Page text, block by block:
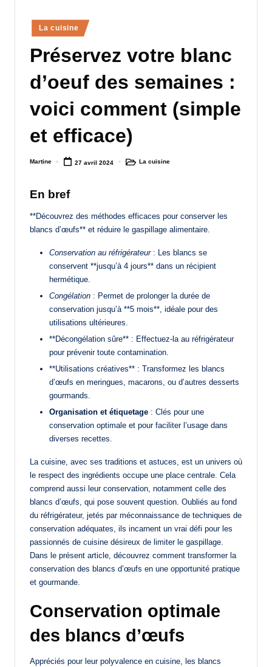
Posted
in
La cuisine
Préservez votre blanc
d’oeuf des semaines :
voici comment (simple
et efficace)
Posted
Martine 27 avril 2024
PostedLa cuisine
En bref
**Découvrez des méthodes efficaces pour conserver les
blancs d’œufs** et réduire le gaspillage alimentaire.
Conservation au réfrigérateur: Les blancs se
conservent **jusqu’à 4 jours** dans un récipient
hermétique.
Congélation : Permet de prolonger la durée de
conservation jusqu’à **5 mois**, idéale pour des
utilisations ultérieures.
**Décongélation sûre** : Effectuez-la au réfrigérateur
pour prévenir toute contamination.
**Utilisations créatives** : Transformez les blancs
d’œufs en meringues, macarons, ou d’autres desserts
gourmands.
Organisation et étiquetage : Clés pour une
conservation optimale et pour faciliter l’usage dans
diverses recettes.
La cuisine, avec ses traditions et astuces, est un univers où
le respect des ingrédients occupe une place centrale. Cela
comprend aussi leur conservation, notamment celle des
blancs d’œufs, qui pose souvent question. Oubliés au fond
du réfrigérateur, jetés par méconnaissance de techniques de
conservation adéquates, ils incarnent un vrai défi pour les
passionnés de cuisine désireux de limiter le gaspillage.
Dans le présent article, découvrez comment transformer la
conservation des blancs d’œufs en une opportunité pratique
et gourmande.
Conservation optimale
des blancs d’œufs
Appréciés pour leur polyvalence en cuisine, les blancs